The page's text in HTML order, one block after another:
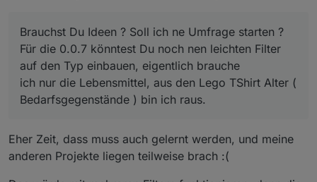
Bedarfsgegenstände ) bin ich raus.
Brauchst Du Ideen ? Soll ich ne Umfrage starten ?
Für die 0.0.7 könntest Du noch nen leichten Filter
auf den Typ einbauen, eigentlich brauche
ich nur die Lebensmittel, aus den Lego TShirt Alter (
Bedarfsgegenstände ) bin ich raus.
Eher Zeit, dass muss auch gelernt werden, und meine
anderen Projekte liegen teilweise brach :(